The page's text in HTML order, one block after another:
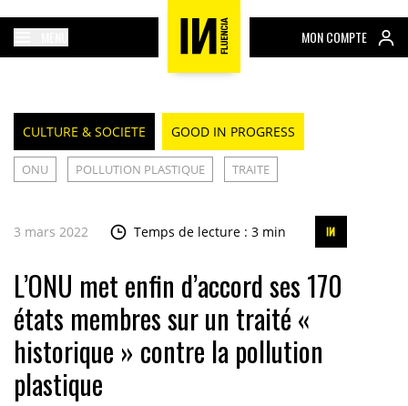
MON COMPTE
CULTURE & SOCIETE GOOD IN PROGRESS
ONU POLLUTION PLASTIQUE TRAITE
3 mars 2022 Temps de lecture : 3 min
L’ONU met enfin d’accord ses 170
états membres sur un traité «
historique » contre la pollution
plastique